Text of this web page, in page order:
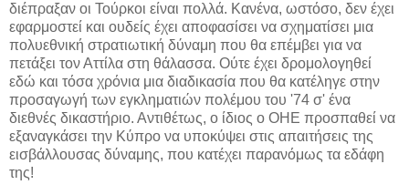
διέπραξαν οι Τούρκοι είναι πολλά. Κανένα, ωστόσο, δεν έχει
εφαρμοστεί και ουδείς έχει αποφασίσει να σχηματίσει μια
πολυεθνική στρατιωτική δύναμη που θα επέμβει για να
πετάξει τον Αττίλα στη θάλασσα. Ούτε έχει δρομολογηθεί
εδώ και τόσα χρόνια μια διαδικασία που θα κατέληγε στην
προσαγωγή των εγκληματιών πολέμου του '74 σ' ένα
διεθνές δικαστήριο. Αντιθέτως, ο ίδιος ο ΟΗΕ προσπαθεί να
εξαναγκάσει την Κύπρο να υποκύψει στις απαιτήσεις της
εισβάλλουσας δύναμης, που κατέχει παρανόμως τα εδάφη
της!